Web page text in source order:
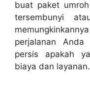
buat paket
tersembunyi
perjalanan
persis apakah
biaya dan layanan.